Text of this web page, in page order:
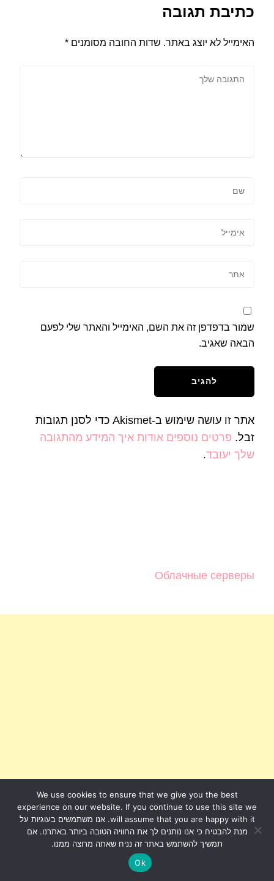
כתיבת תגובה
האימייל לא יוצג באתר. שדות החובה מסומנים *
שמור בדפדפן זה את השם, האימייל והאתר שלי לפעם
הבאה שאגיב.
אתר זו עושה שימוש ב-Akismet כדי לסנן תגובות
זבל. פרטים נוספים אודות איך המידע מהתגובה
שלך יעובד.
Облачные серверы
We use cookies to ensure that we give you the best
experience on our website. If you continue to use this site we
will assume that you are happy with it. אנו משתמשים בעוגיות על
מנת להבטיח כי אנו נותנים לך את החוויה הטובה ביותר באתרנו. אם
תמשיך להשתמש באתר זה נניח שאתה מרוצה ממנו.
Ok